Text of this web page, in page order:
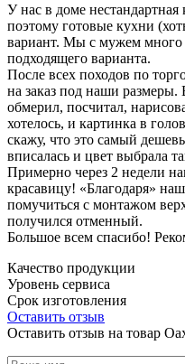
У нас в доме нестандартная
поэтому готовые кухни
вариант. Мы с мужем
подходящего варианта.
После всех походов по
на заказ под наши
обмерил, посчитал,
хотелось, и картинка в
скажу, что это самый
вписалась и цвет выбрала
Примерно через 2 недели
красавицу! «Благодаря»
помучиться с монтажом
получился отменный.
Большое всем спасибо!
Качество продукции
Уровень сервиса
Срок изготовления
Оставить отзыв
Оставить отзыв на товар